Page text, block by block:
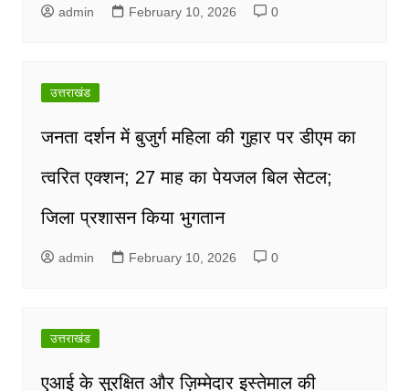
admin February 10, 2026 0
उत्तराखंड
जनता दर्शन में बुजुर्ग महिला की गुहार पर डीएम का
त्वरित एक्शन; 27 माह का पेयजल बिल सेटल;
जिला प्रशासन किया भुगतान
admin February 10, 2026 0
उत्तराखंड
एआई के सुरक्षित और ज़िम्मेदार इस्तेमाल की